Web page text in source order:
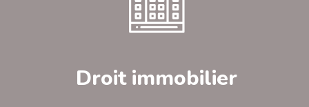
Droit immobilier